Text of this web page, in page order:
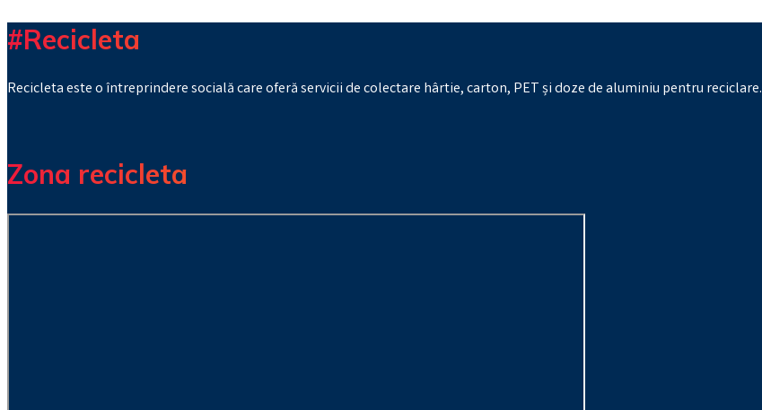
#Recicleta
Recicleta este o întreprindere socială care oferă servicii de colectare hârtie, carton, PET și doze de aluminiu pentru reciclare.
Zona recicleta